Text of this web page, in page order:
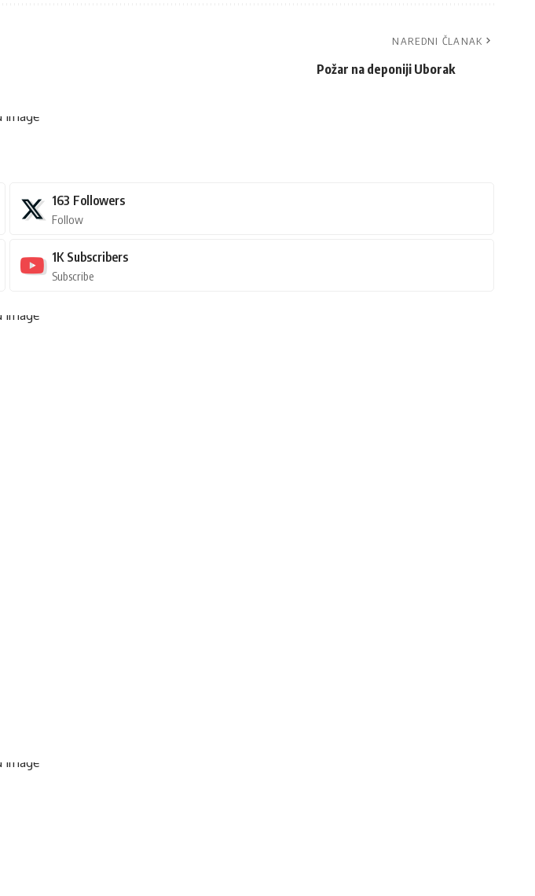
NAREDNI ČLANAK
Požar na deponiji Uborak
163 Followers
Follow
1K Subscribers
Subscribe